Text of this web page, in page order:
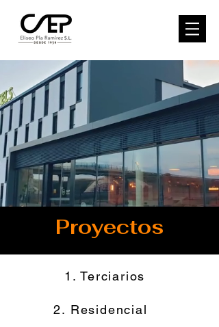
Proyectos
1. Terciarios
2. Residencial